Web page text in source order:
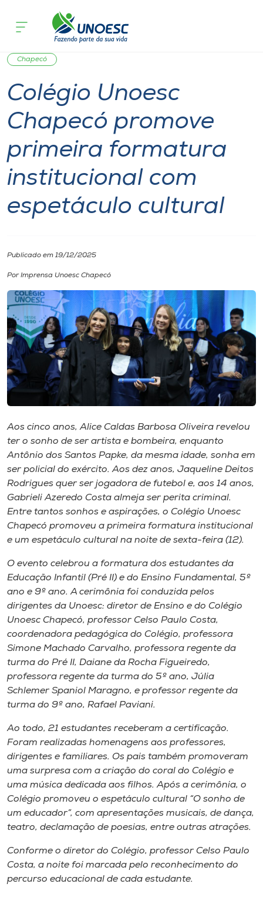
Cursos
Onde estamos
Pesquisa
Atendimento ao Estudante
Portal de Ensino
A
Unoesc
Internacionalização
I.nova
Diplomados
Cultura
CPA
Biblioteca
Editora
Rádio
Museu
Unoesc
Store
Selecione
o idioma
Notícia de evento
Chapecó
Colégio Unoesc
Chapecó promove
primeira formatura
institucional com
espetáculo cultural
Publicado em 19/12/2025
Por Imprensa Unoesc Chapecó
Aos cinco anos, Alice Caldas Barbosa Oliveira revelou
ter o sonho de ser artista e bombeira, enquanto
Antônio dos Santos Papke, da mesma idade, sonha em
ser policial do exército. Aos dez anos, Jaqueline Deitos
Rodrigues quer ser jogadora de futebol e, aos 14 anos,
Gabrieli Azeredo Costa almeja ser perita criminal.
Entre tantos sonhos e aspirações, o Colégio Unoesc
Chapecó promoveu a primeira formatura institucional
e um espetáculo cultural na noite de sexta-feira (12).
O evento celebrou a formatura dos estudantes da
Educação Infantil (Pré II) e do Ensino Fundamental, 5º
ano e 9º ano. A cerimônia foi conduzida pelos
dirigentes da Unoesc: diretor de Ensino e do Colégio
Unoesc Chapecó, professor Celso Paulo Costa,
coordenadora pedagógica do Colégio, professora
Simone Machado Carvalho, professora regente da
turma do Pré II, Daiane da Rocha Figueiredo,
professora regente da turma do 5º ano, Júlia
Schlemer Spaniol Maragno, e professor regente da
turma do 9º ano, Rafael Paviani.
Ao todo, 21 estudantes receberam a certificação.
Foram realizadas homenagens aos professores,
dirigentes e familiares. Os pais também promoveram
uma surpresa com a criação do coral do Colégio e
uma música dedicada aos filhos. Após a cerimônia, o
Colégio promoveu o espetáculo cultural “O sonho de
um educador”, com apresentações musicais, de dança,
teatro, declamação de poesias, entre outras atrações.
Conforme o diretor do Colégio, professor Celso Paulo
Costa, a noite foi marcada pelo reconhecimento do
percurso educacional de cada estudante.